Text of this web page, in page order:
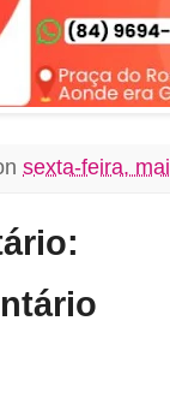
sexta-feira,